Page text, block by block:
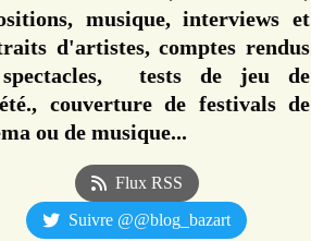
musique, interviews et
d'artistes, comptes rendus
tests de jeu de
couverture de festivals de
ou de musique...
Flux RSS
Suivre @@blog_bazart